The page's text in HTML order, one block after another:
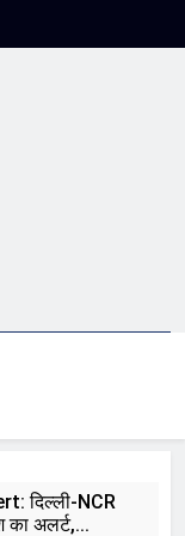
दिल्ली-NCR
का अलर्ट,